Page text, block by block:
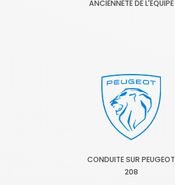
ANCIENNETÉ DE L'ÉQUIPE
CONDUITE SUR PEUGEOT
208